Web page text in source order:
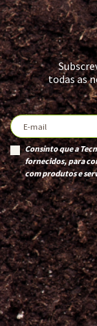
todas as
Consinto que a
fornecidos, para
com produtos e